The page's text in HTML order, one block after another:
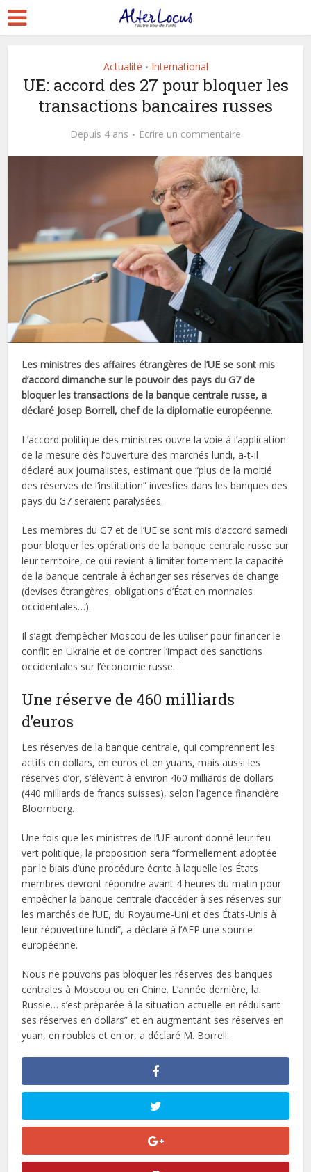
Actualité • International
UE: accord des 27 pour bloquer les
transactions bancaires russes
Depuis 4 ans Ecrire un commentaire
Les ministres des affaires étrangères de l’UE se sont mis
d’accord dimanche sur le pouvoir des pays du G7 de
bloquer les transactions de la banque centrale russe, a
déclaré Josep Borrell, chef de la diplomatie européenne.
L’accord politique des ministres ouvre la voie à l’application
de la mesure dès l’ouverture des marchés lundi, a-t-il
déclaré aux journalistes, estimant que “plus de la moitié
des réserves de l’institution” investies dans les banques des
pays du G7 seraient paralysées.
Les membres du G7 et de l’UE se sont mis d’accord samedi
pour bloquer les opérations de la banque centrale russe sur
leur territoire, ce qui revient à limiter fortement la capacité
de la banque centrale à échanger ses réserves de change
(devises étrangères, obligations d’État en monnaies
occidentales…).
Il s’agit d’empêcher Moscou de les utiliser pour financer le
conflit en Ukraine et de contrer l’impact des sanctions
occidentales sur l’économie russe.
Une réserve de 460 milliards
d’euros
Les réserves de la banque centrale, qui comprennent les
actifs en dollars, en euros et en yuans, mais aussi les
réserves d’or, s’élèvent à environ 460 milliards de dollars
(440 milliards de francs suisses), selon l’agence financière
Bloomberg.
Une fois que les ministres de l’UE auront donné leur feu
vert politique, la proposition sera “formellement adoptée
par le biais d’une procédure écrite à laquelle les États
membres devront répondre avant 4 heures du matin pour
empêcher la banque centrale d’accéder à ses réserves sur
les marchés de l’UE, du Royaume-Uni et des États-Unis à
leur réouverture lundi”, a déclaré à l’AFP une source
européenne.
Nous ne pouvons pas bloquer les réserves des banques
centrales à Moscou ou en Chine. L’année dernière, la
Russie… s’est préparée à la situation actuelle en réduisant
ses réserves en dollars” et en augmentant ses réserves en
yuan, en roubles et en or, a déclaré M. Borrell.